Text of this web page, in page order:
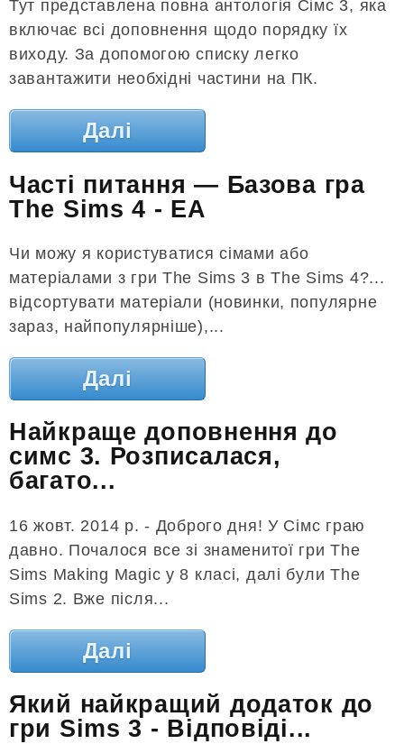
Тут представлена ​​повна антологія Сімс 3, яка
включає всі доповнення щодо порядку їх
виходу. За допомогою списку легко
завантажити необхідні частини на ПК.
Далі
Часті питання — Базова гра
The Sims 4 - EA
Чи можу я користуватися сімами або
матеріалами з гри The Sims 3 в The Sims 4?...
відсортувати матеріали (новинки, популярне
зараз, найпопулярніше),...
Далі
Найкраще доповнення до
симс 3. Розписалася,
багато...
16 жовт. 2014 р. - Доброго дня! У Сімс граю
давно. Почалося все зі знаменитої гри The
Sims Making Magic у 8 класі, далі були The
Sims 2. Вже після...
Далі
Який найкращий додаток до
гри Sims 3 - Відповіді...